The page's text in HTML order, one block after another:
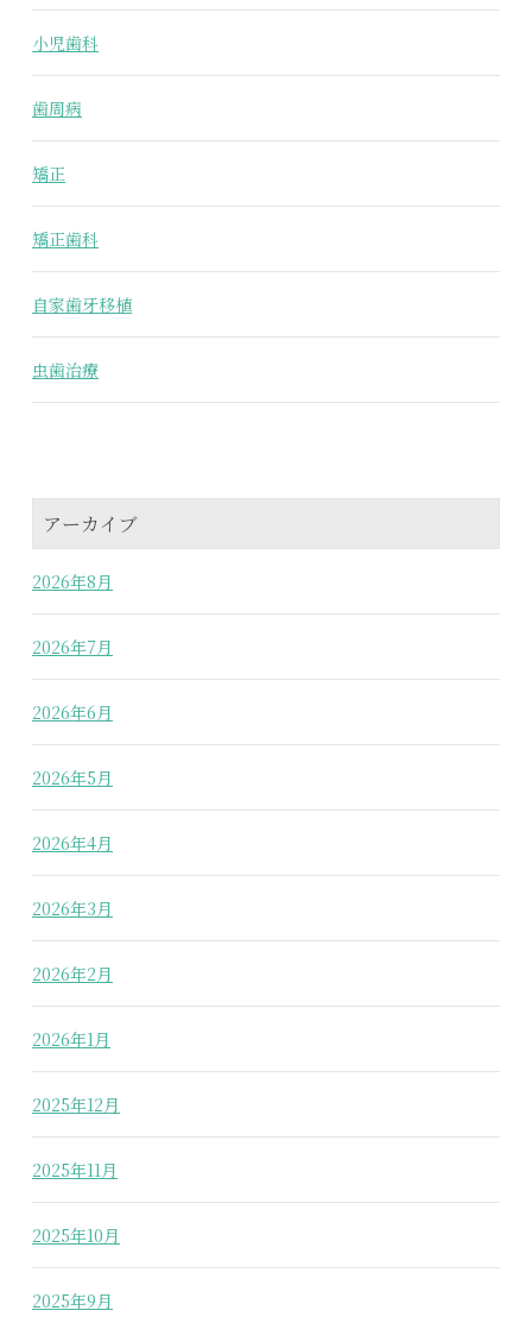
小児歯科
歯周病
矯正
矯正歯科
自家歯牙移植
虫歯治療
アーカイブ
2026年8月
2026年7月
2026年6月
2026年5月
2026年4月
2026年3月
2026年2月
2026年1月
2025年12月
2025年11月
2025年10月
2025年9月